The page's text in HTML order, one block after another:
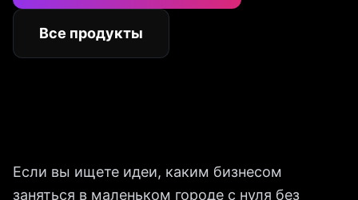
Все продукты
Если вы ищете идеи, каким бизнесом
заняться в маленьком городе с нуля без